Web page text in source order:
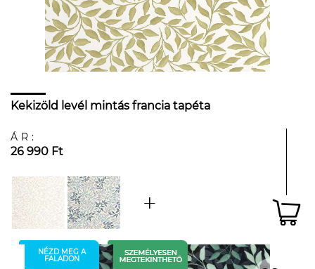
Kekizöld levél mintás francia tapéta
ÁR:
26 990 Ft
NÉZD MEG A
FALADON